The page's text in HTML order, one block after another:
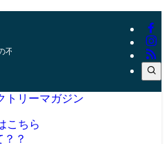
安を減らそう
トリーマガジン
こちら
？